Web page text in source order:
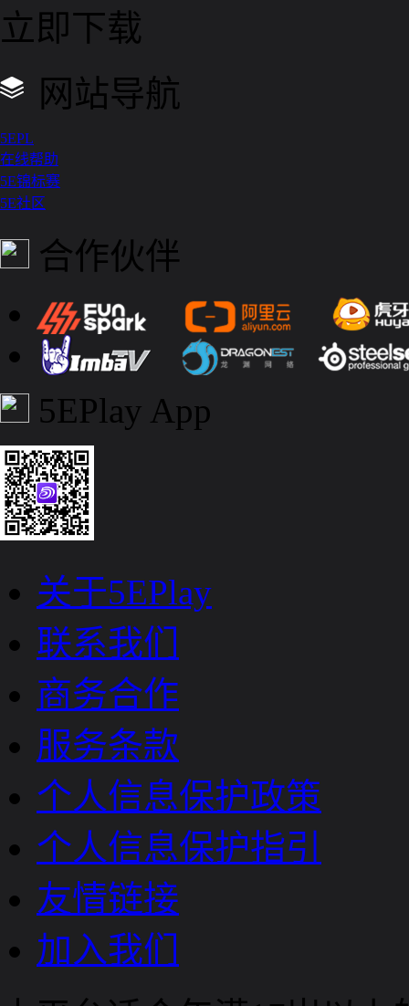
立即下载
网站导航
5EPL
在线帮助
5E锦标赛
5E社区
合作伙伴
5EPlay App
关于5EPlay
联系我们
商务合作
服务条款
个人信息保护政策
个人信息保护指引
友情链接
加入我们